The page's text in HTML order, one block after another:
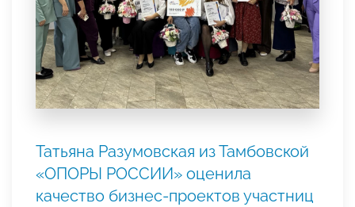
Татьяна Разумовская из Тамбовской
«ОПОРЫ РОССИИ» оценила
качество бизнес-проектов участниц